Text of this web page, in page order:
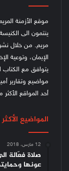
موقع الأزمنة
ينتمون الى
مريم. من خلال نشر
الإيمان، وتوعية
يتوافق مع الكتاب
مواضيع وتقارير
أحد المواقع
المواضيع الأكثر
12 مارس، 2018
صلاة فعّالة
عونها